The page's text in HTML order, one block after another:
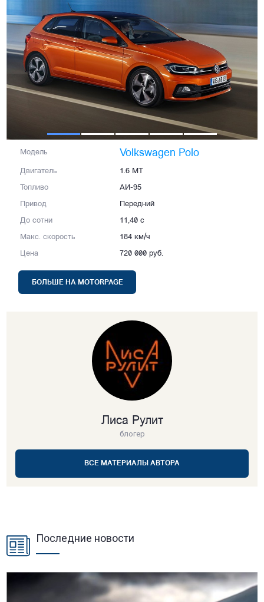
Модель Volkswagen Polo
Двигатель 1.6 MT
Топливо АИ-95
Привод Передний
До сотни 11,40 с
Макс. скорость 184 км/ч
Цена 720 000 руб.
БОЛЬШЕ НА MOTORPAGE
Лиса Рулит
блогер
ВСЕ МАТЕРИАЛЫ АВТОРА
Последние новости